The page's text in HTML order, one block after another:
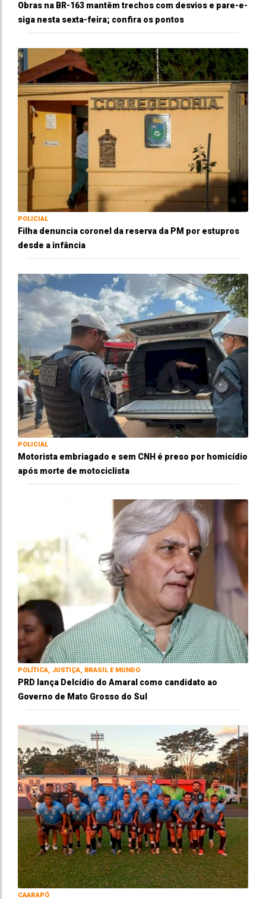
Obras na BR-163 mantêm trechos com desvios e pare-e-
siga nesta sexta-feira; confira os pontos
POLICIAL
Filha denuncia coronel da reserva da PM por estupros
desde a infância
POLICIAL
Motorista embriagado e sem CNH é preso por homicídio
após morte de motociclista
POLÍTICA, JUSTIÇA, BRASIL E MUNDO
PRD lança Delcídio do Amaral como candidato ao
Governo de Mato Grosso do Sul
CAARAPÓ